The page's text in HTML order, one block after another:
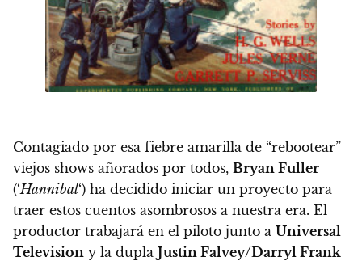
Contagiado por esa fiebre amarilla de “rebootear”
viejos shows añorados por todos, Bryan Fuller
(‘Hannibal‘) ha decidido iniciar un proyecto para
traer estos cuentos asombrosos a nuestra era. El
productor trabajará en el piloto junto a Universal
Television y la dupla Justin Falvey/Darryl Frank